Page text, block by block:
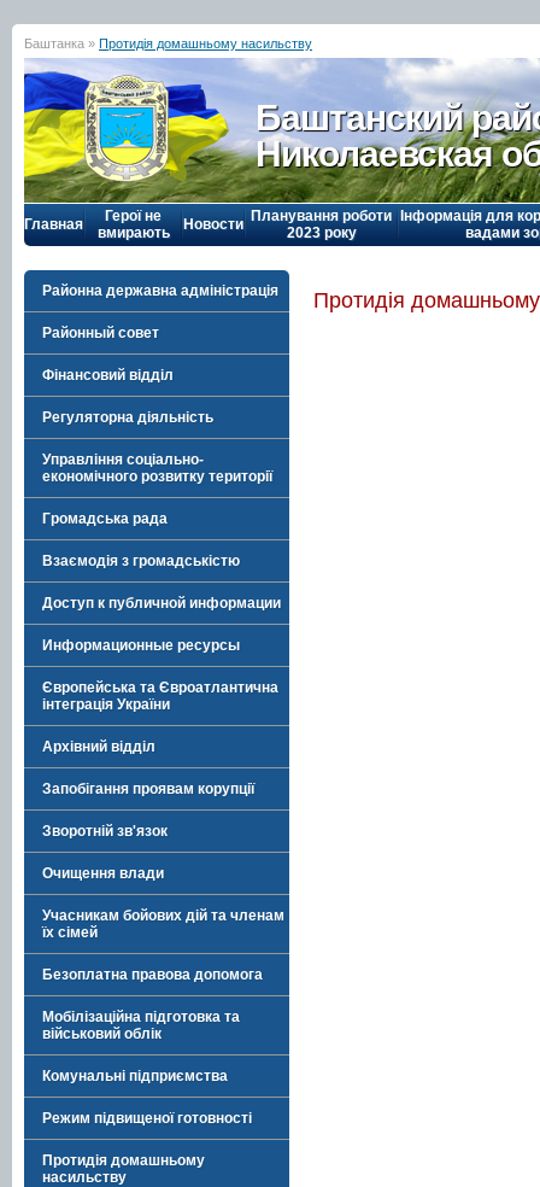
Баштанка » Протидія домашньому насильству
Баштанский
Николаевская
Главная
Герої не
вмирають
Новости Планування роботи
2023 року
Інформація для
вадами
Районна державна адміністрація
Районный совет
Фінансовий відділ
Регуляторна діяльність
Управління соціально-
економічного розвитку території
Громадська рада
Взаємодія з громадськістю
Доступ к публичной информации
Информационные ресурсы
Європейська та Євроатлантична
інтеграція України
Архівний відділ
Запобігання проявам корупції
Зворотній зв'язок
Очищення влади
Учасникам бойових дій та членам
їх сімей
Безоплатна правова допомога
Мобілізаційна підготовка та
військовий облік
Комунальні підприємства
Режим підвищеної готовності
Протидія домашньому
насильству
Протидія